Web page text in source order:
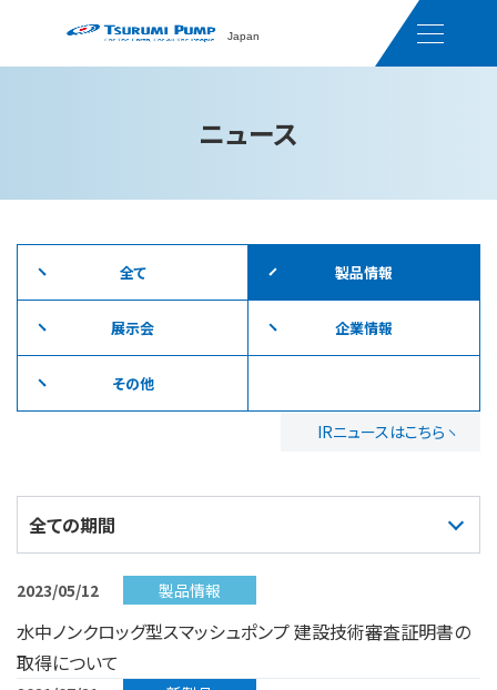
Japan
ニュース
全て 製品情報
展示会 企業情報
その他
IRニュースはこちら
2023/05/12 製品情報
水中ノンクロッグ型スマッシュポンプ 建設技術審査証明書の
取得について